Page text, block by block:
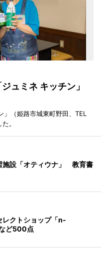
ジュミネ キッチン」
（姫路市城東町野田、TEL
。
施設「オティウナ」 教育書
レクトショップ「n-
ど500点